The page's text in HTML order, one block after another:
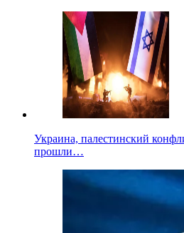
Украина, палестинский
прошли…